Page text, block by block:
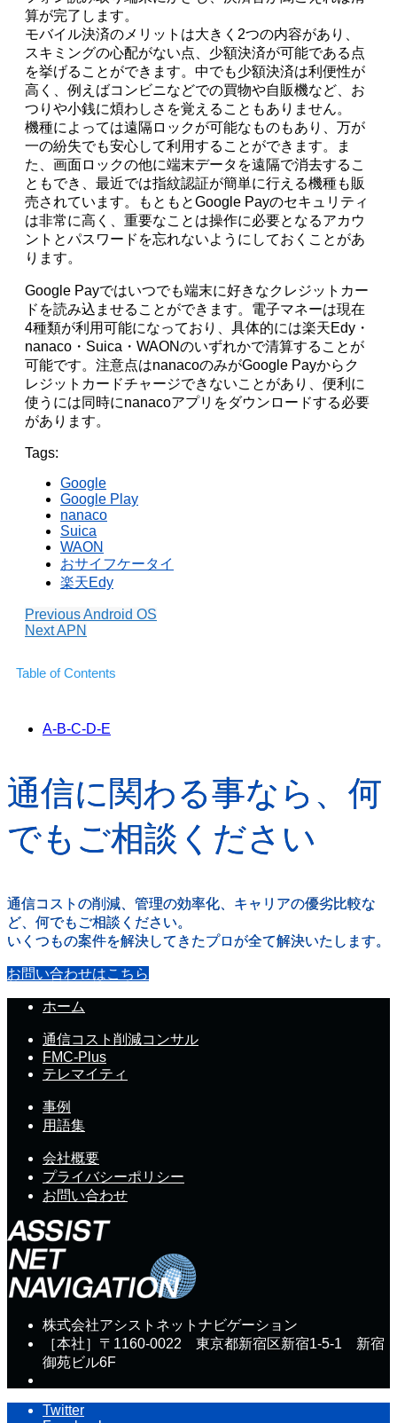
算が完了します。
モバイル決済のメリットは大きく2つの内容があり、
スキミングの心配がない点、少額決済が可能である点
を挙げることができます。中でも少額決済は利便性が
高く、例えばコンビニなどでの買物や自販機など、お
つりや小銭に煩わしさを覚えることもありません。
機種によっては遠隔ロックが可能なものもあり、万が
一の紛失でも安心して利用することができます。ま
た、画面ロックの他に端末データを遠隔で消去するこ
ともでき、最近では指紋認証が簡単に行える機種も販
売されています。もともとGoogle Payのセキュリティ
は非常に高く、重要なことは操作に必要となるアカウ
ントとパスワードを忘れないようにしておくことがあ
ります。
Google Payではいつでも端末に好きなクレジットカー
ドを読み込ませることができます。電子マネーは現在
4種類が利用可能になっており、具体的には楽天Edy・
nanaco・Suica・WAONのいずれかで清算することが
可能です。注意点はnanacoのみがGoogle Payからク
レジットカードチャージできないことがあり、便利に
使うには同時にnanacoアプリをダウンロードする必要
があります。
Tags:
Google
Google Play
nanaco
Suica
WAON
おサイフケータイ
楽天Edy
PreviousAndroid OS
NextAPN
Table of Contents
A-B-C-D-E
通信に関わる事なら、何
でもご相談ください
通信コストの削減、管理の効率化、キャリアの優劣比較な
ど、何でもご相談ください。
いくつもの案件を解決してきたプロが全て解決いたします。
お問い合わせはこちら
ホーム
通信コスト削減コンサル
FMC-Plus
テレマイティ
事例
用語集
会社概要
プライバシーポリシー
お問い合わせ
株式会社アシストネットナビゲーション
［本社］〒1160-0022 東京都新宿区新宿1-5-1 新宿
御苑ビル6F
Twitter